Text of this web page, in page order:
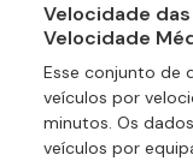
Velocidade
Velocidade
Esse conjunto de
veículos por
minutos. Os
veículos por